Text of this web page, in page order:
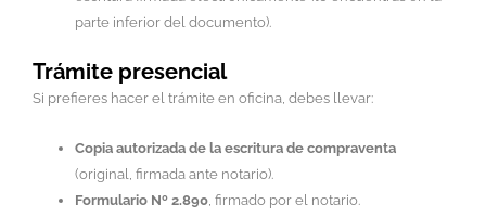
parte inferior del documento).
Trámite presencial
Si prefieres hacer el trámite en oficina, debes llevar:
Copia autorizada de la escritura de compraventa
(original, firmada ante notario).
Formulario Nº 2.890, firmado por el notario.